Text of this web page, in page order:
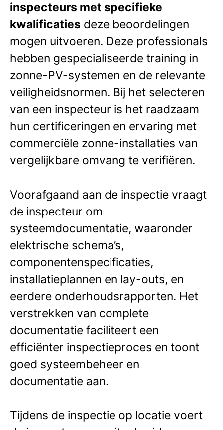
inspecteurs met specifieke
kwalificaties deze beoordelingen
mogen uitvoeren. Deze professionals
hebben gespecialiseerde training in
zonne-PV-systemen en de relevante
veiligheidsnormen. Bij het selecteren
van een inspecteur is het raadzaam
hun certificeringen en ervaring met
commerciële zonne-installaties van
vergelijkbare omvang te verifiëren.
Voorafgaand aan de inspectie vraagt
de inspecteur om
systeemdocumentatie, waaronder
elektrische schema’s,
componentenspecificaties,
installatieplannen en lay-outs, en
eerdere onderhoudsrapporten. Het
verstrekken van complete
documentatie faciliteert een
efficiënter inspectieproces en toont
goed systeembeheer en
documentatie aan.
Tijdens de inspectie op locatie voert